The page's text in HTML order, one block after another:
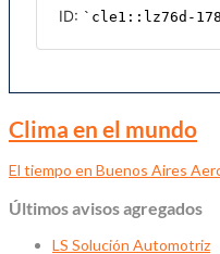
Clima en el mundo
El tiempo en Buenos Aires
Últimos avisos agregados
LS Solución Automotriz